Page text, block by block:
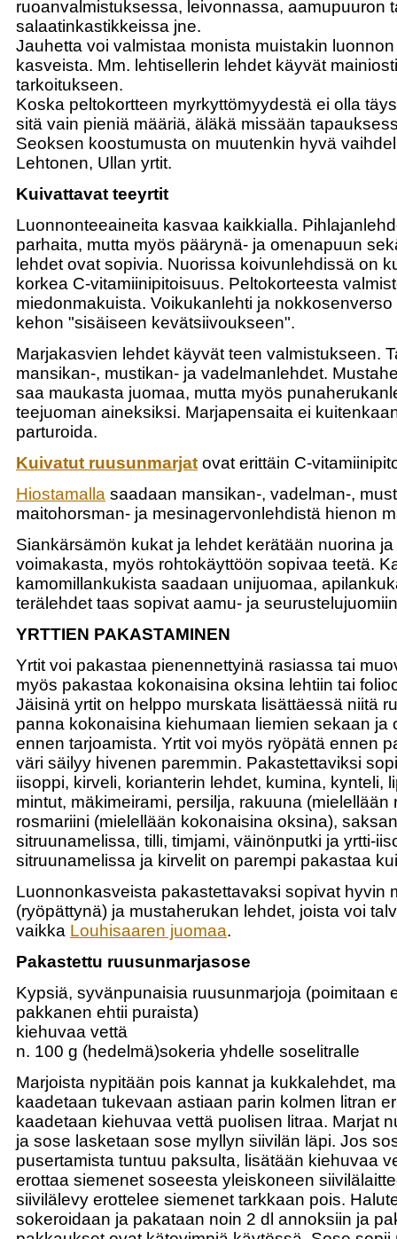
ruoanvalmistuksessa, leivonnassa, aamupuuron
salaatinkastikkeissa jne.
Jauhetta voi valmistaa monista muistakin
kasveista. Mm. lehtisellerin lehdet käyvät
tarkoitukseen.
Koska peltokortteen myrkyttömyydestä ei olla
sitä vain pieniä määriä, äläkä missään
Seoksen koostumusta on muutenkin hyvä
Lehtonen, Ullan yrtit.
Kuivattavat teeyrtit
Luonnonteeaineita kasvaa kaikkialla.
parhaita, mutta myös päärynä- ja omenapuun
lehdet ovat sopivia. Nuorissa koivunlehdissä on
korkea C-vitamiinipitoisuus. Peltokorteesta
miedonmakuista. Voikukanlehti ja
kehon "sisäiseen kevätsiivoukseen".
Marjakasvien lehdet käyvät teen valmistukseen.
mansikan-, mustikan- ja vadelmanlehdet.
saa maukasta juomaa, mutta myös
teejuoman aineksiksi. Marjapensaita ei
parturoida.
Kuivatut ruusunmarjat ovat erittäin C-
Hiostamalla saadaan mansikan-, vadelman-,
maitohorsman- ja mesinagervonlehdistä hienon
Siankärsämön kukat ja lehdet kerätään nuorina
voimakasta, myös rohtokäyttöön sopivaa teetä.
kamomillankukista saadaan unijuomaa,
terälehdet taas sopivat aamu- ja
YRTTIEN PAKASTAMINEN
Yrtit voi pakastaa pienennettyinä rasiassa tai
myös pakastaa kokonaisina oksina lehtiin tai
Jäisinä yrtit on helppo murskata lisättäessä niitä
panna kokonaisina kiehumaan liemien sekaan ja
ennen tarjoamista. Yrtit voi myös ryöpätä ennen
väri säilyy hivenen paremmin. Pakastettaviksi
iisoppi, kirveli, korianterin lehdet, kumina, kynteli,
mintut, mäkimeirami, persilja, rakuuna (mielellään
rosmariini (mielellään kokonaisina oksina),
sitruunamelissa, tilli, timjami, väinönputki ja yrtti-
sitruunamelissa ja kirvelit on parempi pakastaa
Luonnonkasveista pakastettavaksi sopivat hyvin
(ryöpättynä) ja mustaherukan lehdet, joista voi
vaikka Louhisaaren juomaa.
Pakastettu ruusunmarjasose
Kypsiä, syvänpunaisia ruusunmarjoja (poimitaan
pakkanen ehtii puraista)
kiehuvaa vettä
n. 100 g (hedelmä)sokeria yhdelle soselitralle
Marjoista nypitään pois kannat ja kukkalehdet,
kaadetaan tukevaan astiaan parin kolmen litran
kaadetaan kiehuvaa vettä puolisen litraa. Marjat
ja sose lasketaan sose myllyn siivilän läpi. Jos
pusertamista tuntuu paksulta, lisätään kiehuvaa
erottaa siemenet soseesta yleiskoneen
siivilälevy erottelee siemenet tarkkaan pois.
sokeroidaan ja pakataan noin 2 dl annoksiin ja